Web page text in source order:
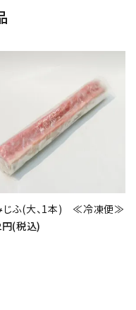
じふ(大、1本) ≪冷凍便≫
(税込)